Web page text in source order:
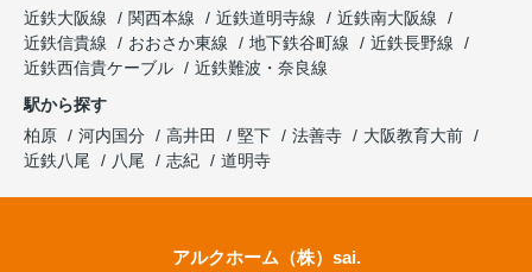
近鉄大阪線
関西本線 近鉄道明寺線
近鉄南大阪線
近鉄信貴線
おおさか東線 地下鉄谷町線
近鉄長野線
近鉄西信貴ケーブル
近鉄難波・奈良線
駅から探す
柏原
河内国分 高井田 堅下 法善寺
大阪教育大前
近鉄八尾
八尾 志紀 道明寺
アルクホーム（株）sai.